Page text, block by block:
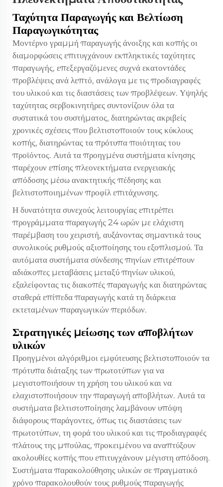
Ταχύτητα Παραγωγής και Βελτίωση
Παραγωγικότητας
Μοντέρνο γραμμή παραγωγής άνοιξης και κοπής οι
διαμορφώσεις επιτυγχάνουν εκπληκτικές ταχύτητες
παραγωγής, επεξεργαζόμενες συχνά εκατοντάδες
προβλέψεις ανά λεπτό, ανάλογα με τις προδιαγραφές
του υλικού και τις διαστάσεις των προβλέψεων. Υψηλής
ταχύτητας σερβοκινητήρες συντονίζουν όλα τα
συστατικά του συστήματος, διατηρώντας ακριβείς
χρονικές σχέσεις που βελτιστοποιούν τους κύκλους
κοπής, διατηρώντας τα πρότυπα ποιότητας του
προϊόντος. Αυτά τα προηγμένα συστήματα κίνησης
παρέχουν επίσης πλεονεκτήματα ενεργειακής
απόδοσης μέσω ανακτητικής πέδησης και
βελτιστοποιημένων προφίλ επιτάχυνσης.
Η δυνατότητα συνεχούς λειτουργίας επιτρέπει
προγράμματα παραγωγής 24 ωρών με ελάχιστη
παρέμβαση του χειριστή, αυξάνοντας σημαντικά τους
συνολικούς ρυθμούς αξιοποίησης του εξοπλισμού. Τα
αυτόματα συστήματα σύνδεσης πηνίων επιτρέπουν
αδιάκοπες μεταβάσεις μεταξύ πηνίων υλικού,
εξαλείφοντας τις διακοπές παραγωγής και διατηρώντας
σταθερά επίπεδα παραγωγής κατά τη διάρκεια
εκτεταμένων παραγωγικών περιόδων.
Στρατηγικές μείωσης των αποβλήτων
υλικών
Προηγμένοι αλγόριθμοι εμφύτευσης βελτιστοποιούν τα
πρότυπα διάταξης των πρωτοτύπων για να
μεγιστοποιήσουν τη χρήση του υλικού και να
ελαχιστοποιήσουν την παραγωγή αποβλήτων. Αυτά τα
συστήματα βελτιστοποίησης λαμβάνουν υπόψη
διάφορους παράγοντες, όπως τις διαστάσεις των
πρωτοτύπων, τη φορά του υλικού και τις προδιαγραφές
πλάτους της μπούλας, προκειμένου να αναπτύξουν
ακολουθίες κοπής που επιτυγχάνουν μέγιστη απόδοση.
Συστήματα παρακολούθησης υλικών σε πραγματικό
χρόνο παρακολουθούν τους ρυθμούς παραγωγής